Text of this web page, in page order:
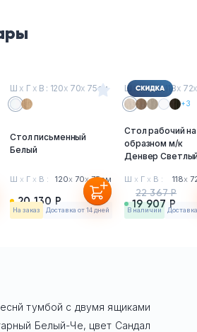
Ш х Г х В : 120х 70х 75см
Стол письменный
Белый
Ш х Г х В : 120х 70х75см
20 130 Р
На заказ Доставка от 14 дней
Ш хГхВ : 118х 72х
+3
Стол рабочий
образном м/к
Денвер
Ш х Г х В : 118х
19 907 Р
22 367 Р
в наличии
тумбой с двумя ящиками
Белый-Че, цвет Сандал